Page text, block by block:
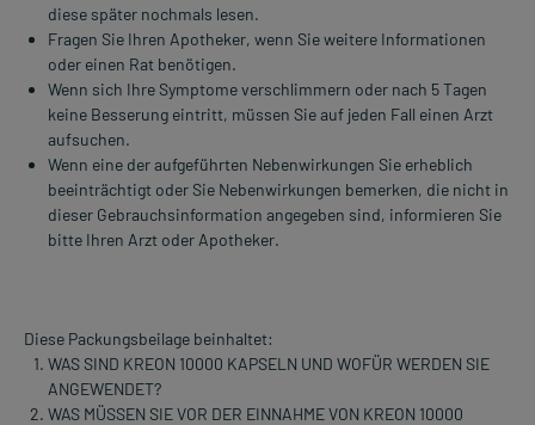
diese später nochmals lesen.
Fragen Sie Ihren Apotheker, wenn Sie weitere Informationen
oder einen Rat benötigen.
Wenn sich Ihre Symptome verschlimmern oder nach 5 Tagen
keine Besserung eintritt, müssen Sie auf jeden Fall einen Arzt
aufsuchen.
Wenn eine der aufgeführten Nebenwirkungen Sie erheblich
beeinträchtigt oder Sie Nebenwirkungen bemerken, die nicht in
dieser Gebrauchsinformation angegeben sind, informieren Sie
bitte Ihren Arzt oder Apotheker.
Diese Packungsbeilage beinhaltet:
WAS SIND KREON 10000 KAPSELN UND WOFÜR WERDEN SIE
ANGEWENDET?
WAS MÜSSEN SIE VOR DER EINNAHME VON KREON 10000